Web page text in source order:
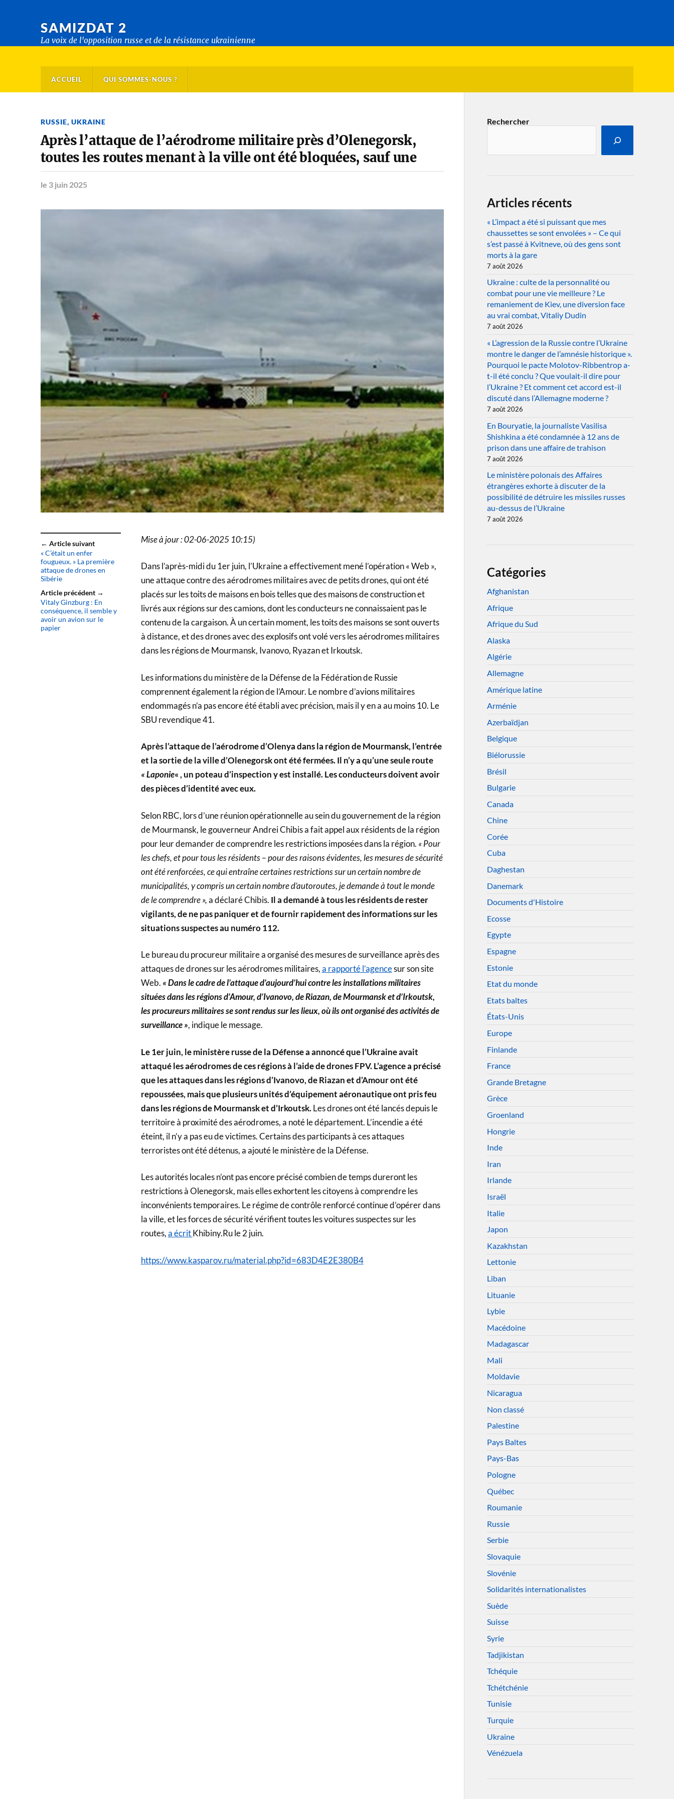
SAMIZDAT 2
La voix de l'opposition russe et de la résistance ukrainienne
ACCUEIL QUI SOMMES-NOUS ?
RUSSIE, UKRAINE
Après l’attaque de l’aérodrome militaire près d’Olenegorsk,
toutes les routes menant à la ville ont été bloquées, sauf une
le 3 juin 2025
← Article suivant
« C’était un enfer
fougueux. » La première
attaque de drones en
Sibérie
Article précédent →
Vitaly Ginzburg : En
conséquence, il semble y
avoir un avion sur le
papier
Mise à jour : 02-06-2025 10:15)
Dans l’après-midi du 1er juin, l’Ukraine a effectivement mené l’opération « Web »,
une attaque contre des aérodromes militaires avec de petits drones, qui ont été
placés sur les toits de maisons en bois telles que des maisons de construction et
livrés aux régions sur des camions, dont les conducteurs ne connaissaient pas le
contenu de la cargaison. À un certain moment, les toits des maisons se sont ouverts
à distance, et des drones avec des explosifs ont volé vers les aérodromes militaires
dans les régions de Mourmansk, Ivanovo, Ryazan et Irkoutsk.
Les informations du ministère de la Défense de la Fédération de Russie
comprennent également la région de l’Amour. Le nombre d’avions militaires
endommagés n’a pas encore été établi avec précision, mais il y en a au moins 10. Le
SBU revendique 41.
Après l’attaque de l’aérodrome d’Olenya dans la région de Mourmansk, l’entrée
et la sortie de la ville d’Olenegorsk ont été fermées. Il n’y a qu’une seule route
« Laponie« , un poteau d’inspection y est installé. Les conducteurs doivent avoir
des pièces d’identité avec eux.
Selon RBC, lors d’une réunion opérationnelle au sein du gouvernement de la région
de Mourmansk, le gouverneur Andrei Chibis a fait appel aux résidents de la région
pour leur demander de comprendre les restrictions imposées dans la région. « Pour
les chefs, et pour tous les résidents – pour des raisons évidentes, les mesures de sécurité
ont été renforcées, ce qui entraîne certaines restrictions sur un certain nombre de
municipalités, y compris un certain nombre d’autoroutes, je demande à tout le monde
de le comprendre »,a déclaré Chibis. Il a demandé à tous les résidents de rester
vigilants, de ne pas paniquer et de fournir rapidement des informations sur les
situations suspectes au numéro 112.
Le bureau du procureur militaire a organisé des mesures de surveillance après des
attaques de drones sur les aérodromes militaires,a rapporté l’agencesur son site
Web. « Dans le cadre de l’attaque d’aujourd’hui contre les installations militaires
situées dans les régions d’Amour, d’Ivanovo, de Riazan, de Mourmansk et d’Irkoutsk,
les procureurs militaires se sont rendus sur les lieux, où ils ont organisé des activités de
surveillance », indique le message.
Le 1er juin, le ministère russe de la Défense a annoncé que l’Ukraine avait
attaqué les aérodromes de ces régions à l’aide de drones FPV. L’agence a précisé
que les attaques dans les régions d’Ivanovo, de Riazan et d’Amour ont été
repoussées, mais que plusieurs unités d’équipement aéronautique ont pris feu
dans les régions de Mourmansk et d’Irkoutsk.Les drones ont été lancés depuis le
territoire à proximité des aérodromes, a noté le département. L’incendie a été
éteint, il n’y a pas eu de victimes. Certains des participants à ces attaques
terroristes ont été détenus, a ajouté le ministère de la Défense.
Les autorités locales n’ont pas encore précisé combien de temps dureront les
restrictions à Olenegorsk, mais elles exhortent les citoyens à comprendre les
inconvénients temporaires. Le régime de contrôle renforcé continue d’opérer dans
la ville, et les forces de sécurité vérifient toutes les voitures suspectes sur les
routes,a écritKhibiny.Ru le 2 juin.
https://www.kasparov.ru/material.php?id=683D4E2E380B4
Rechercher
Articles récents
« L’impact a été si puissant que mes
chaussettes se sont envolées » – Ce qui
s’est passé à Kvitneve, où des gens sont
morts à la gare
7 août 2026
Ukraine : culte de la personnalité ou
combat pour une vie meilleure ? Le
remaniement de Kiev, une diversion face
au vrai combat, Vitaliy Dudin
7 août 2026
« L’agression de la Russie contre l’Ukraine
montre le danger de l’amnésie historique ».
Pourquoi le pacte Molotov-Ribbentrop a-
t-il été conclu ? Que voulait-il dire pour
l’Ukraine ? Et comment cet accord est-il
discuté dans l’Allemagne moderne ?
7 août 2026
En Bouryatie, la journaliste Vasilisa
Shishkina a été condamnée à 12 ans de
prison dans une affaire de trahison
7 août 2026
Le ministère polonais des Affaires
étrangères exhorte à discuter de la
possibilité de détruire les missiles russes
au-dessus de l’Ukraine
7 août 2026
Catégories
Afghanistan
Afrique
Afrique du Sud
Alaska
Algérie
Allemagne
Amérique latine
Arménie
Azerbaïdjan
Belgique
Biélorussie
Brésil
Bulgarie
Canada
Chine
Corée
Cuba
Daghestan
Danemark
Documents d'Histoire
Ecosse
Egypte
Espagne
Estonie
Etat du monde
Etats baltes
États-Unis
Europe
Finlande
France
Grande Bretagne
Grèce
Groenland
Hongrie
Inde
Iran
Irlande
Israël
Italie
Japon
Kazakhstan
Lettonie
Liban
Lituanie
Lybie
Macédoine
Madagascar
Mali
Moldavie
Nicaragua
Non classé
Palestine
Pays Baltes
Pays-Bas
Pologne
Québec
Roumanie
Russie
Serbie
Slovaquie
Slovénie
Solidarités internationalistes
Suède
Suisse
Syrie
Tadjikistan
Tchéquie
Tchétchénie
Tunisie
Turquie
Ukraine
Vénézuela